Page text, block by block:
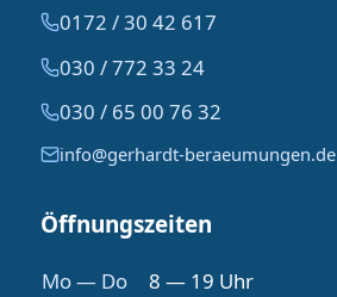
0172 / 30 42 617
030 / 772 33 24
030 / 65 00 76 32
info@gerhardt-beraeumungen.de
Öffnungszeiten
Mo — Do
8 — 19 Uhr